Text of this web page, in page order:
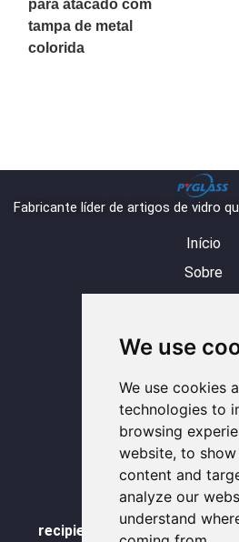
We use
We use cookies
technologies to
browsing
website, to
content and
analyze our
understand
para atacado com
tampa de metal
colorida
Fabricante líder de artigos de vidro
Início
Sobre
Contato
o
t
u
e
n
k
e
i
n
n
s
t
a
r
a
m
a
c
e
b
o
-
f
recipientes de